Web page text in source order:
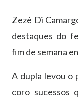
Zezé Di
destaques do
fim de semana
A dupla levou o
coro sucessos